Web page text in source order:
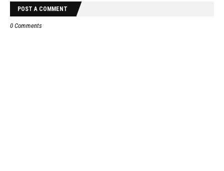
POST A COMMENT
0 Comments